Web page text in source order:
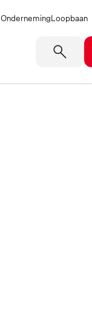
OndernemingLoopbaan